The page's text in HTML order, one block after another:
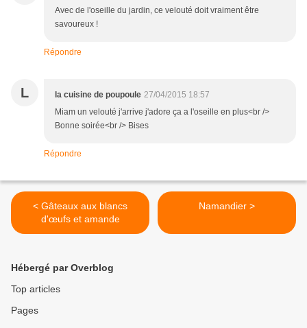
Avec de l'oseille du jardin, ce velouté doit vraiment être
savoureux !
Répondre
L la cuisine de poupoule 27/04/2015 18:57
Miam un velouté j'arrive j'adore ça a l'oseille en plus<br />
Bonne soirée<br /> Bises
Répondre
< Gâteaux aux blancs
d'œufs et amande
Namandier >
Hébergé par Overblog
Top articles
Pages